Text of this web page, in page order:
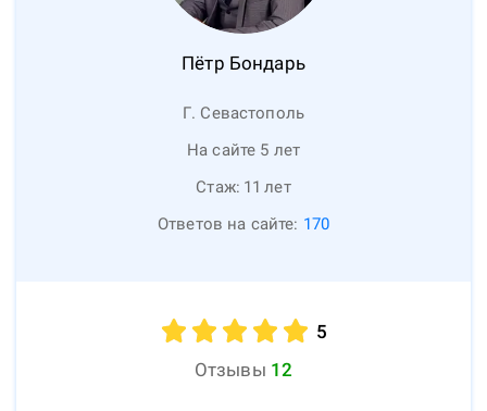
Пётр Бондарь
Г. Севастополь
На сайте 5 лет
Стаж: 11 лет
Ответов на сайте: 170
5
Отзывы 12